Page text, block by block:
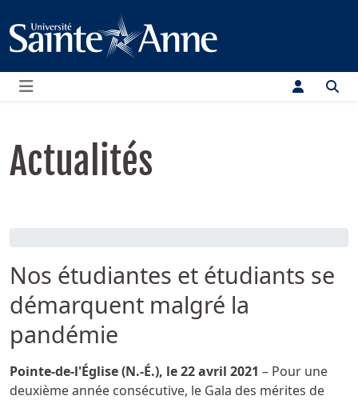
Menu
Actualités
Nos étudiantes et étudiants se
démarquent malgré la
pandémie
Détails
Pointe-de-l'Église (N.-É.), le 22 avril 2021 – Pour une
deuxième année consécutive, le Gala des mérites de